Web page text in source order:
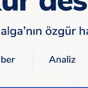
CHP'li Yüceer